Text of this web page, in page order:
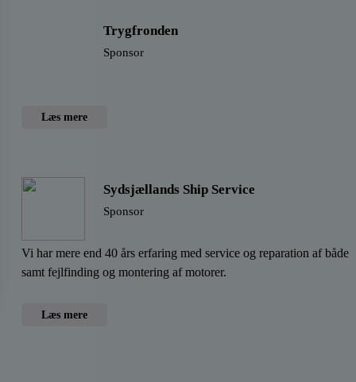
Trygfronden
Sponsor
Læs mere
Sydsjællands Ship Service
Sponsor
Vi har mere end 40 års erfaring med service og reparation af både
samt fejlfinding og montering af motorer.
Læs mere